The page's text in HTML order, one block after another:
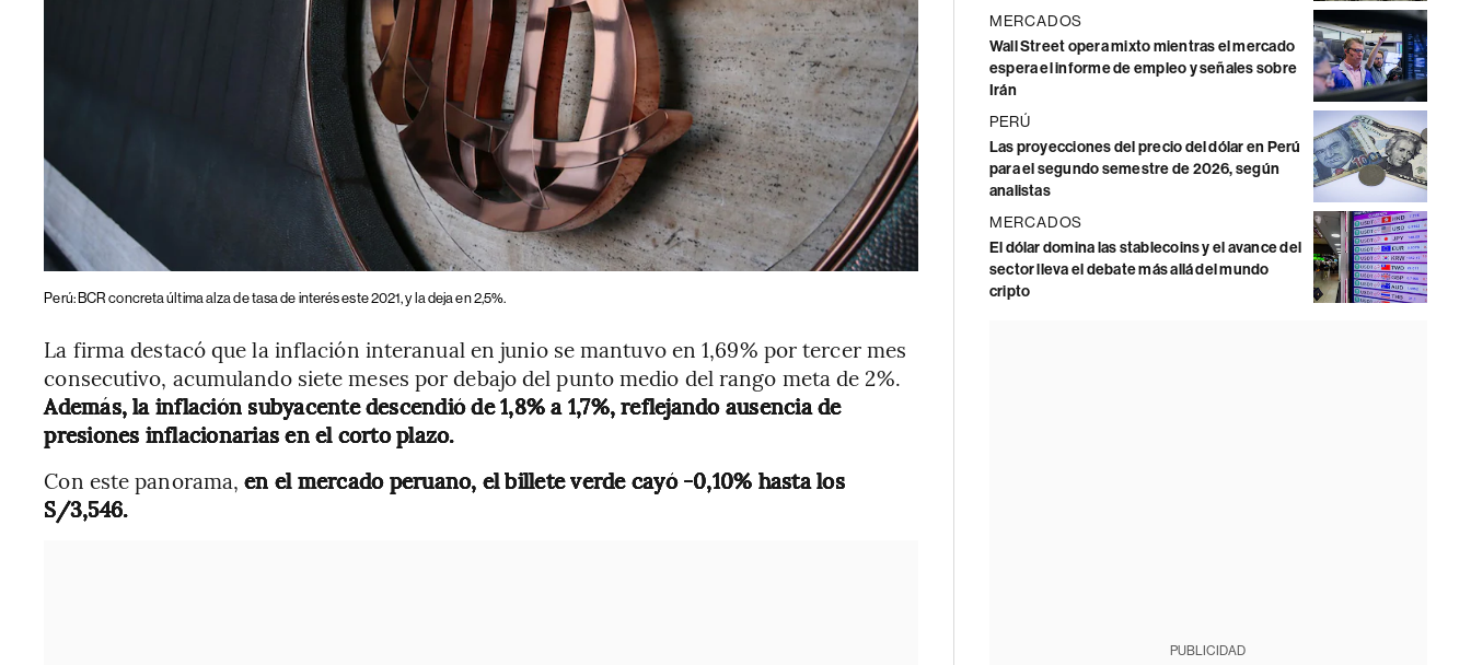
Perú: BCR concreta última alza de tasa de interés este 2021, y la deja en 2,5%.
La firma destacó que la inflación interanual en junio se mantuvo en 1,69% por tercer mes
consecutivo, acumulando siete meses por debajo del punto medio del rango meta de 2%.
Además, la inflación subyacente descendió de 1,8% a 1,7%, reflejando ausencia de
presiones inflacionarias en el corto plazo.
Con este panorama,en el mercado peruano, el billete verde cayó -0,10% hasta los
S/3,546.
MERCADOS
Wall Street opera mixto mientras el mercado
espera el informe de empleo y señales sobre
Irán
PERÚ
Las proyecciones del precio del dólar en Perú
para el segundo semestre de 2026, según
analistas
MERCADOS
El dólar domina las stablecoins y el avance del
sector lleva el debate más allá del mundo
cripto
PUBLICIDAD